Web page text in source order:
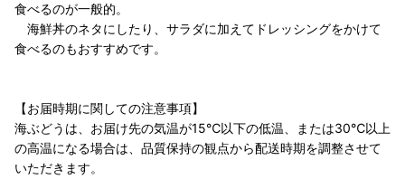
食べるのが一般的。
海鮮丼のネタにしたり、サラダに加えてドレッシングをかけて
食べるのもおすすめです。
【お届時期に関しての注意事項】
海ぶどうは、お届け先の気温が15℃以下の低温、または30℃以上
の高温になる場合は、品質保持の観点から配送時期を調整させて
いただきます。